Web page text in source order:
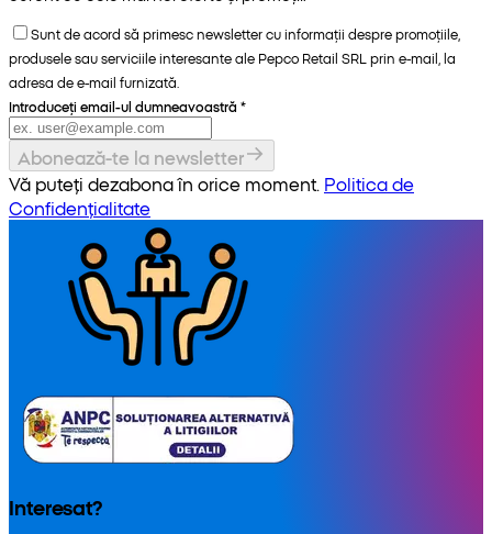
Sunt de acord să primesc newsletter cu informații despre promoțiile,
produsele sau serviciile interesante ale Pepco Retail SRL prin e-mail, la
adresa de e-mail furnizată.
Introduceți email-ul dumneavoastră *
Abonează-te la newsletter
Vă puteți dezabona în orice moment. Politica de
Confidențialitate
Interesat?